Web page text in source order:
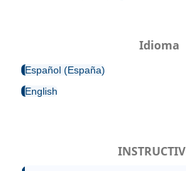
Idioma
Español (España)
English